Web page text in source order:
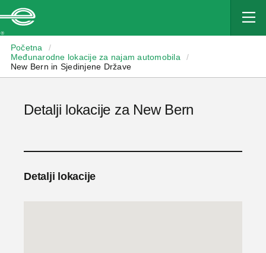
Početna
/
Međunarodne lokacije za najam automobila
/
New Bern in Sjedinjene Države
Detalji lokacije za New Bern
Detalji lokacije